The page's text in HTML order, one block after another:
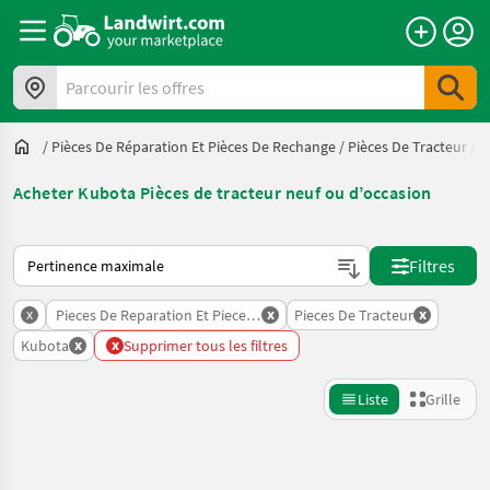
Parcourir les offres
/ Pièces De Réparation Et Pièces De Rechange / Pièces De Tracteur
Acheter Kubota Pièces de tracteur neuf ou d’occasion
Voici comment les annonces sont triées sur Landwirt.com
Filtres
x Pieces De Reparation Et Pieces De Rechange
x Pieces De Tracteur x
Kubota x x Supprimer tous les filtres
Liste Grille